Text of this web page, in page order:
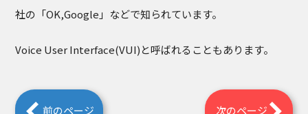
社の「OK,Google」などで知られています。
Voice User Interface(VUI)と呼ばれることもあります。
前のページ 次のページ